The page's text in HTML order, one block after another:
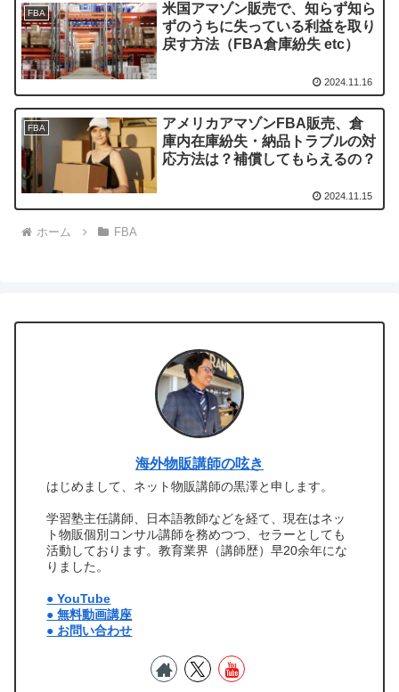
FBA
米国アマゾン販売で、知らず知ら
ずのうちに失っている利益を取り
戻す方法（FBA倉庫紛失 etc）
2024.11.16
FBA
アメリカアマゾンFBA販売、倉
庫内在庫紛失・納品トラブルの対
応方法は？補償してもらえるの？
2024.11.15
ホーム FBA
海外物販講師の呟き
はじめまして、ネット物販講師の黒澤と申します。
学習塾主任講師、日本語教師などを経て、現在はネッ
ト物販個別コンサル講師を務めつつ、セラーとしても
活動しております。教育業界（講師歴）早20余年にな
りました。
● YouTube
● 無料動画講座
● お問い合わせ